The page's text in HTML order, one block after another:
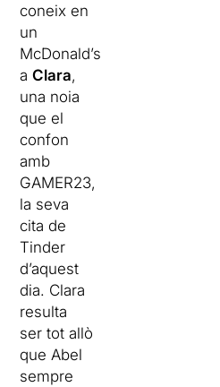
coneix en
un
McDonald’s
aClara,
una noia
que el
confon
amb
GAMER23,
la seva
cita de
Tinder
d’aquest
dia. Clara
resulta
ser tot allò
que Abel
sempre